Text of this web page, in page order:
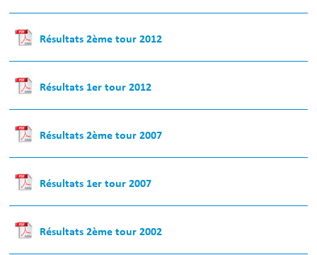
Résultats 2ème tour 2012
Résultats 1er tour 2012
Résultats 2ème tour 2007
Résultats 1er tour 2007
Résultats 2ème tour 2002